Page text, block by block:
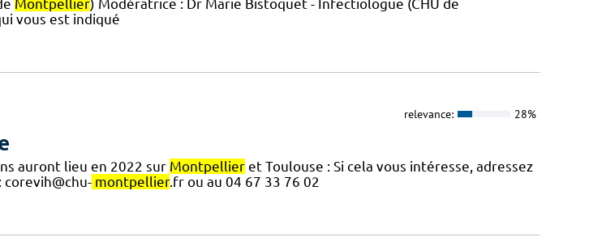
Montpellier) Modératrice : Dr Marie Bistoquet - Infectiologue (CHU de
vous est indiqué
relevance: 28%
auront lieu en 2022 sur Montpellieret Toulouse : Si cela vous intéresse, adressez
corevih@chu- montpellier.fr ou au 04 67 33 76 02